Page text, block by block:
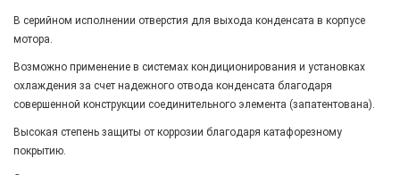
В серийном исполнении отверстия для выхода конденсата в корпусе
мотора.
Возможно применение в системах кондиционирования и установках
охлаждения за счет надежного отвода конденсата благодаря
совершенной конструкции соединительного элемента (запатентована).
Высокая степень защиты от коррозии благодаря катафорезному
покрытию.